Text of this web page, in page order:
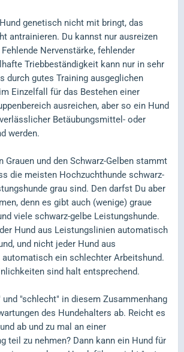
genetisch nicht mit bringt, das
antrainieren. Du kannst nur ausreizen
Nervenstärke, fehlender
Triebbeständigkeit kann nur in sehr
durch gutes Training ausgeglichen
Einzelfall für das Bestehen einer
ausreichen, aber so ein Hund
Betäubungsmittel- oder
werden.
Grauen und den Schwarz-Gelben stammt
die meisten Hochzuchthunde schwarz-
grau sind. Den darfst Du aber
denn es gibt auch (wenige) graue
viele schwarz-gelbe Leistungshunde.
Hund aus Leistungslinien automatisch
und nicht jeder Hund aus
ein schlechter Arbeitshund.
sind halt entsprechend.
und "schlecht" in diesem Zusammenhang
des Hundehalters ab. Reicht es
ab und zu mal an einer
teil zu nehmen? Dann kann ein Hund für